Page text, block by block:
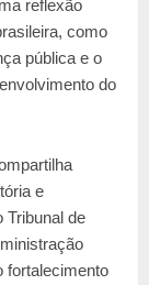
reflexão
como
pública e o
do
e
Tribunal de
fortalecimento